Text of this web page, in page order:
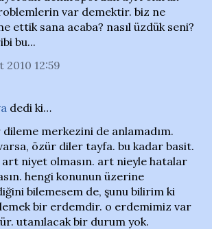
var demektir. biz ne
ettik sana acaba? nasıl üzdük seni?
bu...
2010 12:59
dedi ki…
dileme merkezini de anlamadım.
özür diler tayfa. bu kadar basit.
art niyet olmasın. art nieyle hatalar
hengi konunun üzerine
bilemesem de, şunu bilirim ki
bir erdemdir. o erdemimiz var
utanılacak bir durum yok.